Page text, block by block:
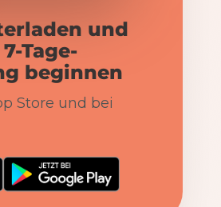
und
Tage-
beginnen
Store und bei